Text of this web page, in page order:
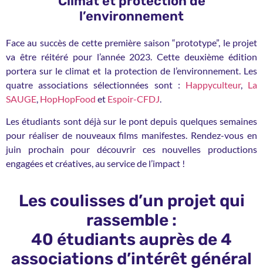
l’environnement
Face au succès de cette première saison “prototype”, le projet
va être réitéré pour l’année 2023. Cette deuxième édition
portera sur le climat et la protection de l’environnement. Les
quatre associations sélectionnées sont : Happyculteur, La
SAUGE HopHopFood et Espoir-CFDJ
Les étudiants sont déjà sur le pont depuis quelques semaines
pour réaliser de nouveaux films manifestes. Rendez-vous en
juin prochain pour découvrir ces nouvelles productions
engagées et créatives, au service de l’impact !
Les coulisses d’un projet qui
rassemble :
40 étudiants auprès de 4
associations d’intérêt général